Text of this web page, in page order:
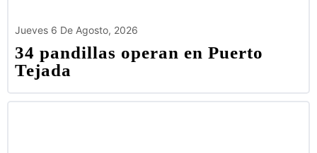
Jueves 6 De Agosto, 2026
34 pandillas operan en Puerto
Tejada